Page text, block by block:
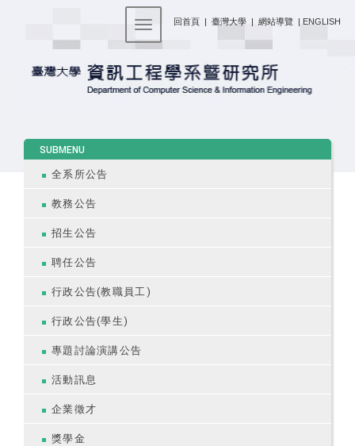
回首頁 | 臺灣大學 | 網站導覽 | ENGLISH
Toggle navigation
SUBMENU
全系所公告
教務公告
招生公告
聘任公告
行政公告(教職員工)
行政公告(學生)
專題討論演講公告
活動訊息
企業徵才
獎學金